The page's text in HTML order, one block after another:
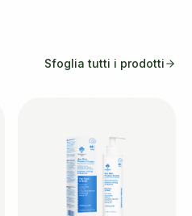
Sfoglia tutti i prodotti